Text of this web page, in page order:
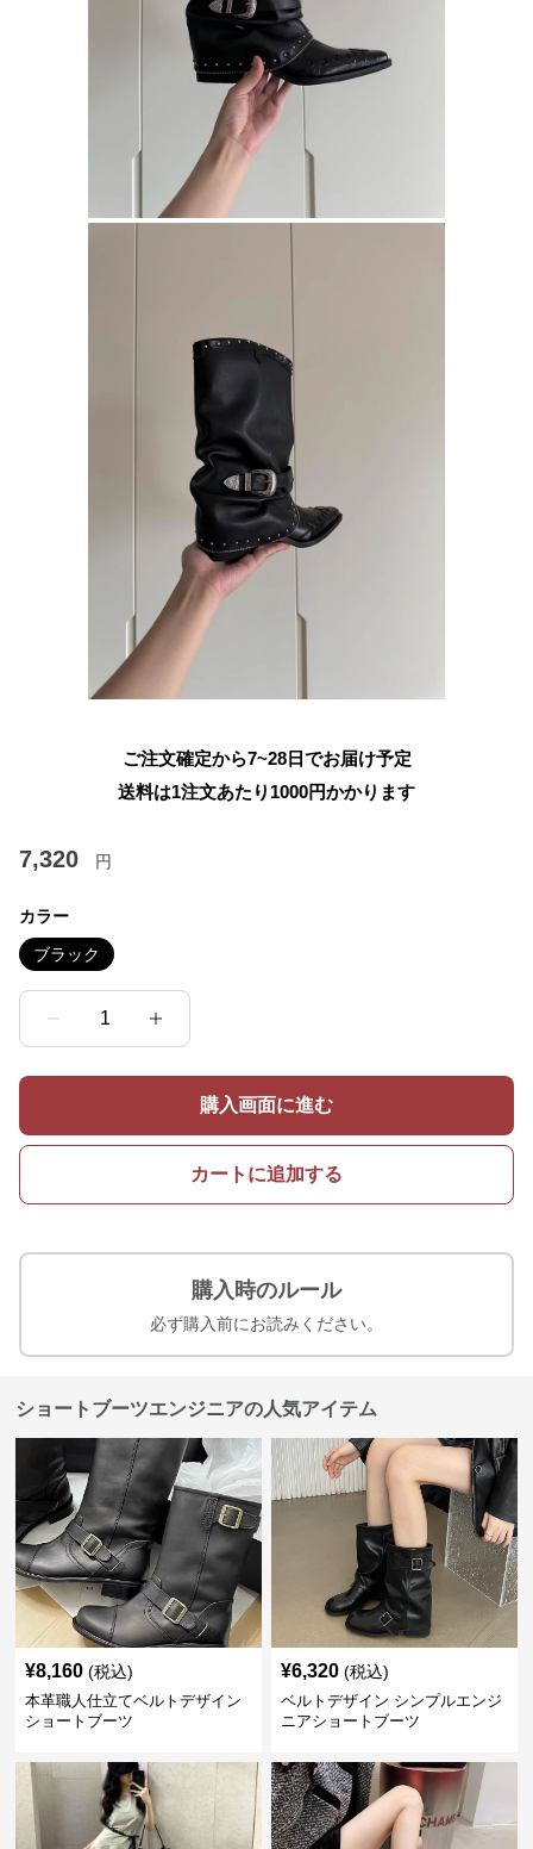
ご注文確定から7~28日でお届け予定
送料は1注文あたり 1000円かかります
7,320 円
カラー
ブラック
1
購入画面に進む
カートに追加する
購入時のルール
必ず購入前にお読みください。
ショートブーツエンジニアの人気アイテム
¥8,160 (税込)
本革職人仕立てベルトデザイン
ショートブーツ
¥6,320 (税込)
ベルトデザイン シンプルエンジ
ニアショートブーツ